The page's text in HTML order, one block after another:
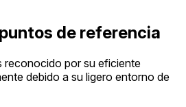
de referencia
reconocido por su eficiente
debido a su ligero entorno de